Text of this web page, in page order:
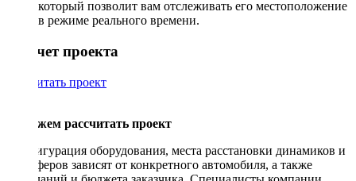
который позволит вам отслеживать его местоположение
в режиме реального времени.
Рассчет проекта
Рассчитать проект
Поможем рассчитать проект
Конфигурация оборудования, места расстановки динамиков и
сабвуферов зависят от конкретного автомобиля, а также